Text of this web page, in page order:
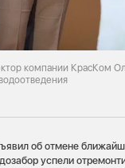
компании КрасКом
об отмене
успели